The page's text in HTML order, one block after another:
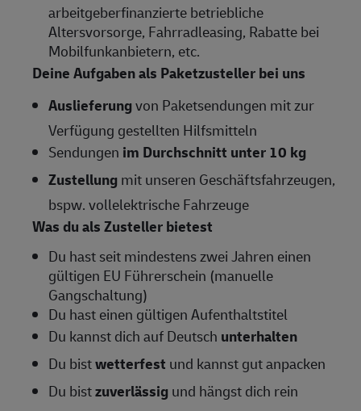
arbeitgeberfinanzierte betriebliche
Altersvorsorge, Fahrradleasing, Rabatte bei
Mobilfunkanbietern, etc.
Deine Aufgaben als Paketzusteller bei uns
Auslieferungvon Paketsendungen mit zur
Verfügung gestellten Hilfsmitteln
Sendungen im Durchschnitt unter 10 kg
Zustellungmit unseren Geschäftsfahrzeugen,
bspw. vollelektrische Fahrzeuge
Was du als Zusteller bietest
Du hast seit mindestens zwei Jahren einen
gültigen EU Führerschein (manuelle
Gangschaltung)
Du hast einen gültigen Aufenthaltstitel
Du kannst dich auf Deutsch unterhalten
Du bistwetterfest und kannst gut anpacken
Du bistzuverlässigund hängst dich rein